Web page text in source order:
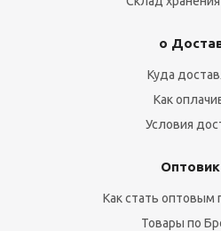
о
Куда
Как
Условия
Как стать оптовым
Товары по